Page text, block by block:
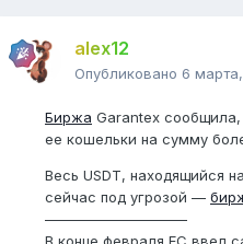
alex12
Опубликовано 6
Биржа Garantex
ее кошельки на сумму
Весь USDT, находящийся
сейчас под угрозой —
——————————